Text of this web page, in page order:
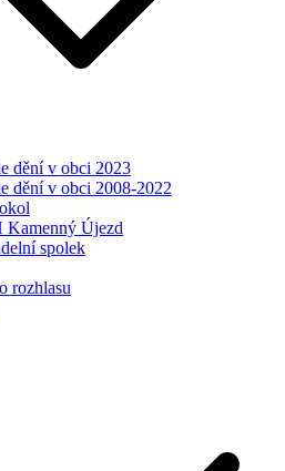
dění v obci 2023
dění v obci 2008-2022
Kamenný Újezd
spolek
rozhlasu